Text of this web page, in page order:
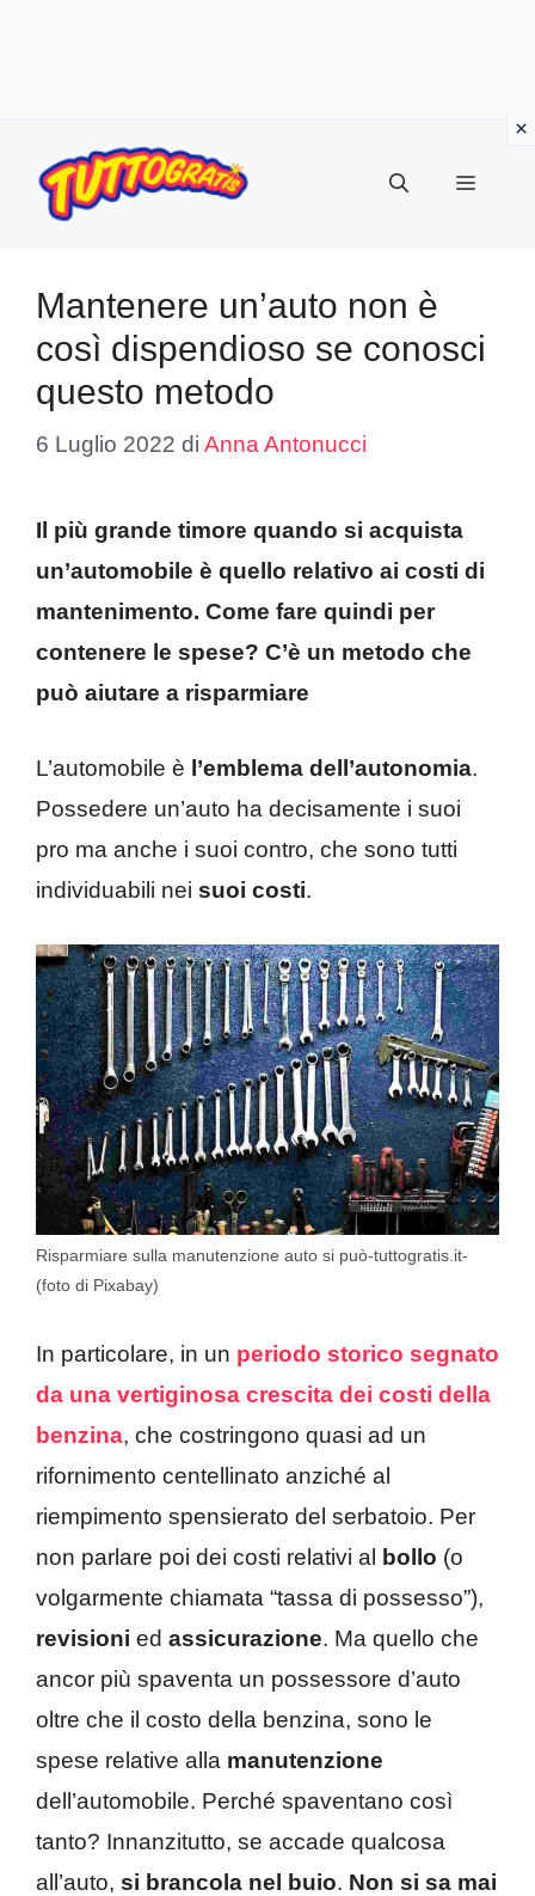
contenuto
Menu
Mantenere un’auto non è
così dispendioso se conosci
questo metodo
6 Luglio 2022 di Anna Antonucci
Il più grande timore quando si acquista
un’automobile è quello relativo ai costi di
mantenimento. Come fare quindi per
contenere le spese? C’è un metodo che
può aiutare a risparmiare
L’automobile è l’emblema dell’autonomia.
Possedere un’auto ha decisamente i suoi
pro ma anche i suoi contro, che sono tutti
individuabili nei suoi costi.
Risparmiare sulla manutenzione auto si può-tuttogratis.it-
(foto di Pixabay)
In particolare, in un periodo storico segnato
da una vertiginosa crescita dei costi della
benzina, che costringono quasi ad un
rifornimento centellinato anziché al
riempimento spensierato del serbatoio. Per
non parlare poi dei costi relativi al
bollo (o
volgarmente chiamata “tassa di possesso”),
revisioni ed assicurazione. Ma quello che
ancor più spaventa un possessore d’auto
oltre che il costo della benzina, sono le
spese relative alla manutenzione
dell’automobile. Perché spaventano così
tanto? Innanzitutto, se accade qualcosa
all’auto, si brancola nel buio. Non si sa mai